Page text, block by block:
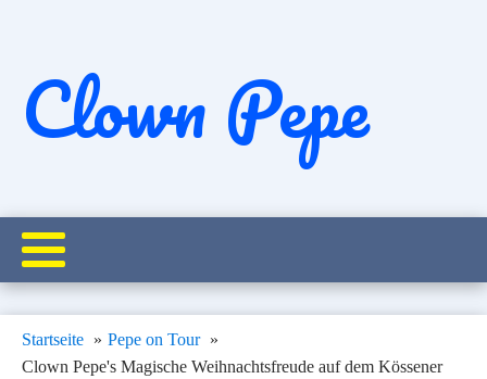
Clown Pepe
Startseite
Pepe on Tour
Clown Pepe's Magische Weihnachtsfreude auf dem Kössener